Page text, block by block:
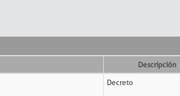
Descripción
Decreto